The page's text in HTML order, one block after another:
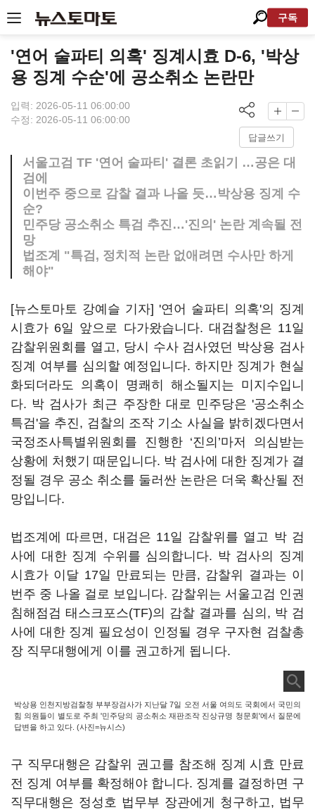
구독
'연어 술파티 의혹' 징계시효 D-6, '박상
용 징계 수순'에 공소취소 논란만
입력: 2026-05-11 06:00:00
수정: 2026-05-11 06:00:00
답글쓰기
서울고검 TF '연어 술파티' 결론 초읽기 …공은 대
검에
이번주 중으로 감찰 결과 나올 듯…박상용 징계 수
순?
민주당 공소취소 특검 추진…'진의' 논란 계속될 전
망
법조계 "특검, 정치적 논란 없애려면 수사만 하게
해야"
[뉴스토마토 강예슬 기자] '연어 술파티 의혹'의 징계
시효가 6일 앞으로 다가왔습니다. 대검찰청은 11일
감찰위원회를 열고, 당시 수사 검사였던 박상용 검사
징계 여부를 심의할 예정입니다. 하지만 징계가 현실
화되더라도 의혹이 명쾌히 해소될지는 미지수입니
다. 박 검사가 최근 주장한 대로 민주당은 '공소취소
특검'을 추진, 검찰의 조작 기소 사실을 밝히겠다면서
국정조사특별위원회를 진행한 ‘진의’마저 의심받는
상황에 처했기 때문입니다. 박 검사에 대한 징계가 결
정될 경우 공소 취소를 둘러싼 논란은 더욱 확산될 전
망입니다.
법조계에 따르면, 대검은 11일 감찰위를 열고 박 검
사에 대한 징계 수위를 심의합니다. 박 검사의 징계
시효가 이달 17일 만료되는 만큼, 감찰위 결과는 이
번주 중 나올 걸로 보입니다. 감찰위는 서울고검 인권
침해점검 태스크포스(TF)의 감찰 결과를 심의, 박 검
사에 대한 징계 필요성이 인정될 경우 구자현 검찰총
장 직무대행에게 이를 권고하게 됩니다.
박상용 인천지방검찰청 부부장검사가 지난달 7일 오전 서울 여의도 국회에서 국민의
힘 의원들이 별도로 주최 '민주당의 공소취소 재판조작 진상규명 청문회'에서 질문에
답변을 하고 있다. (사진=뉴시스)
구 직무대행은 감찰위 권고를 참조해 징계 시효 만료
전 징계 여부를 확정해야 합니다. 징계를 결정하면 구
직무대행은 정성호 법무부 장관에게 청구하고, 법무